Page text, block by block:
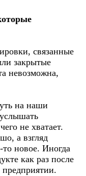
связанные
закрытые
невозможна,
на наши
не хватает.
а взгляд
то новое. Иногда
как раз после
предприятии.